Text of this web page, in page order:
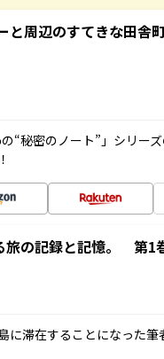
と周辺のすてきな田舎
“秘密のノート”」シリー
の記録と記憶。 第1
に滞在することになった